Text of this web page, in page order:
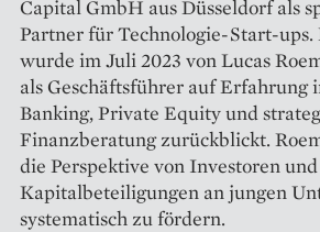
Capital GmbH aus Düsseldorf als
Partner für Technologie-Start-ups.
wurde im Juli 2023 von Lucas
als Geschäftsführer auf Erfahrung
Banking, Private Equity und
Finanzberatung zurückblickt.
die Perspektive von Investoren
Kapitalbeteiligungen an jungen
systematisch zu fördern.